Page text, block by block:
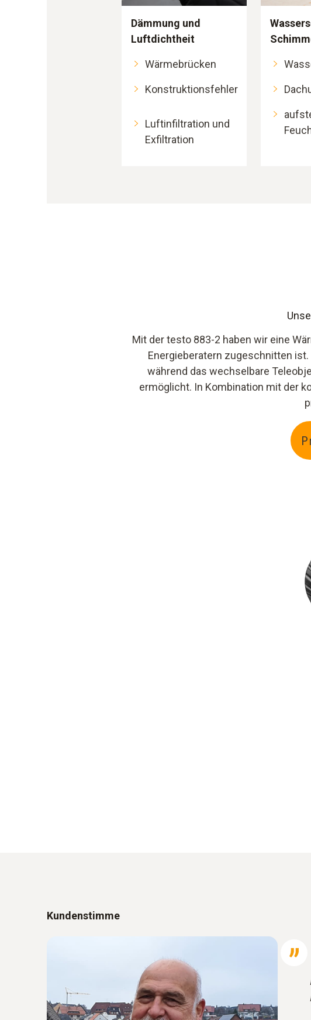
Dämmung und
Luftdichtheit
Wärmebrücken
Konstruktionsfehler
Luftinfiltration und
Exfiltration
Mit der testo 883-2 haben wir eine
Energieberatern zugeschnitten
während das wechselbare
ermöglicht. In Kombination mit der
Kundenstimme